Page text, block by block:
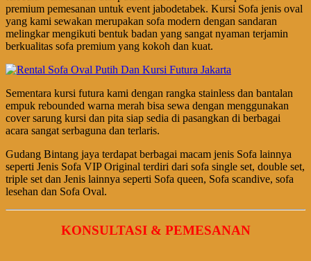
premium pemesanan untuk event jabodetabek. Kursi Sofa jenis oval
yang kami sewakan merupakan sofa modern dengan sandaran
melingkar mengikuti bentuk badan yang sangat nyaman terjamin
berkualitas sofa premium yang kokoh dan kuat.
Sementara kursi futura kami dengan rangka stainless dan bantalan
empuk rebounded warna merah bisa sewa dengan menggunakan
cover sarung kursi dan pita siap sedia di pasangkan di berbagai
acara sangat serbaguna dan terlaris.
Gudang Bintang jaya terdapat berbagai macam jenis Sofa lainnya
seperti Jenis Sofa VIP Original terdiri dari sofa single set, double set,
triple set dan Jenis lainnya seperti Sofa queen, Sofa scandive, sofa
lesehan dan Sofa Oval.
KONSULTASI & PEMESANAN